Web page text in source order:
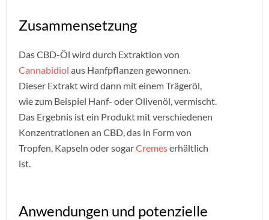
Zusammensetzung
Das CBD-Öl wird durch Extraktion von
Cannabidiol aus Hanfpflanzen gewonnen.
Dieser Extrakt wird dann mit einem Trägeröl,
wie zum Beispiel Hanf- oder Olivenöl, vermischt.
Das Ergebnis ist ein Produkt mit verschiedenen
Konzentrationen an CBD, das in Form von
Tropfen, Kapseln oder sogarCremeserhältlich
ist.
Anwendungen und potenzielle